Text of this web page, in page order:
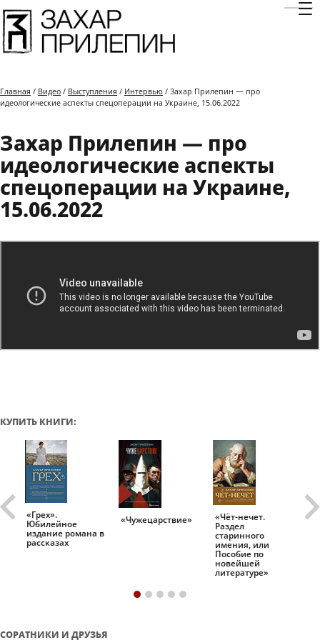
Главная / Видео / Выступления / Интервью / Захар Прилепин — про
идеологические аспекты спецоперации на Украине, 15.06.2022
Захар Прилепин — про
идеологические аспекты
спецоперации на Украине,
15.06.2022
КУПИТЬ КНИГИ:
«Грех».
Юбилейное
издание романа в
рассказах
«Чужецарствие» «Чёт-нечет.
Раздел
старинного
имения, или
Пособие по
новейшей
литературе»
СОРАТНИКИ И ДРУЗЬЯ